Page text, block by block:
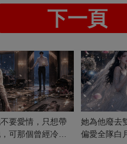
下一頁
要愛情，只想帶
可那個曾經冷漠
她為他廢去
偏愛全隊白